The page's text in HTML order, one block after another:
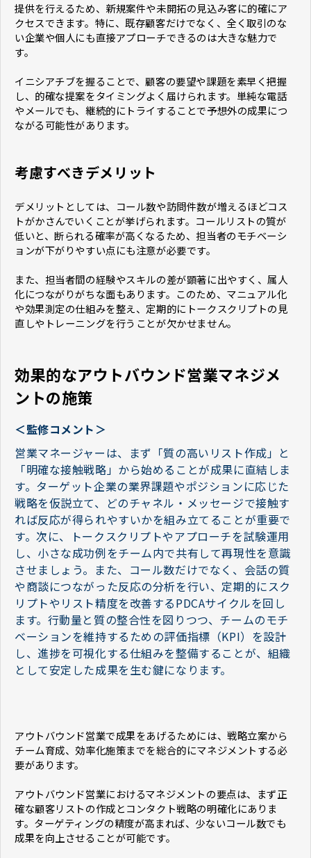
提供を行えるため、新規案件や未開拓の見込み客に的確にア
クセスできます。特に、既存顧客だけでなく、全く取引のな
い企業や個人にも直接アプローチできるのは大きな魅力で
す。
イニシアチブを握ることで、顧客の要望や課題を素早く把握
し、的確な提案をタイミングよく届けられます。単純な電話
やメールでも、継続的にトライすることで予想外の成果につ
ながる可能性があります。
考慮すべきデメリット
デメリットとしては、コール数や訪問件数が増えるほどコス
トがかさんでいくことが挙げられます。コールリストの質が
低いと、断られる確率が高くなるため、担当者のモチベーシ
ョンが下がりやすい点にも注意が必要です。
また、担当者間の経験やスキルの差が顕著に出やすく、属人
化につながりがちな面もあります。このため、マニュアル化
や効果測定の仕組みを整え、定期的にトークスクリプトの見
直しやトレーニングを行うことが欠かせません。
効果的なアウトバウンド営業マネジメ
ントの施策
＜監修コメント＞
営業マネージャーは、まず「質の高いリスト作成」と
「明確な接触戦略」から始めることが成果に直結しま
す。ターゲット企業の業界課題やポジションに応じた
戦略を仮説立て、どのチャネル・メッセージで接触す
れば反応が得られやすいかを組み立てることが重要で
す。次に、トークスクリプトやアプローチを試験運用
し、小さな成功例をチーム内で共有して再現性を意識
させましょう。また、コール数だけでなく、会話の質
や商談につながった反応の分析を行い、定期的にスク
リプトやリスト精度を改善するPDCAサイクルを回し
ます。行動量と質の整合性を図りつつ、チームのモチ
ベーションを維持するための評価指標（KPI）を設計
し、進捗を可視化する仕組みを整備することが、組織
として安定した成果を生む鍵になります。
アウトバウンド営業で成果をあげるためには、戦略立案から
チーム育成、効率化施策までを総合的にマネジメントする必
要があります。
アウトバウンド営業におけるマネジメントの要点は、まず正
確な顧客リストの作成とコンタクト戦略の明確化にありま
す。ターゲティングの精度が高まれば、少ないコール数でも
成果を向上させることが可能です。